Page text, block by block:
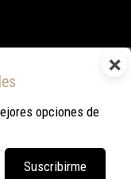
×
opciones de
Suscribirme